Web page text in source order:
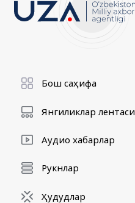
Бош саҳифа
Янгиликлар лентаси
Аудио хабарлар
Рукнлар
Ҳудудлар